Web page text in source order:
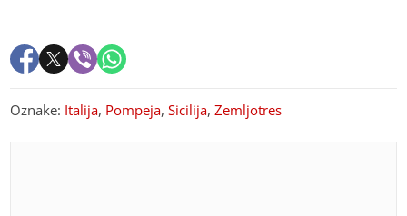
Oznake: Italija, Pompeja,Sicilija,Zemljotres